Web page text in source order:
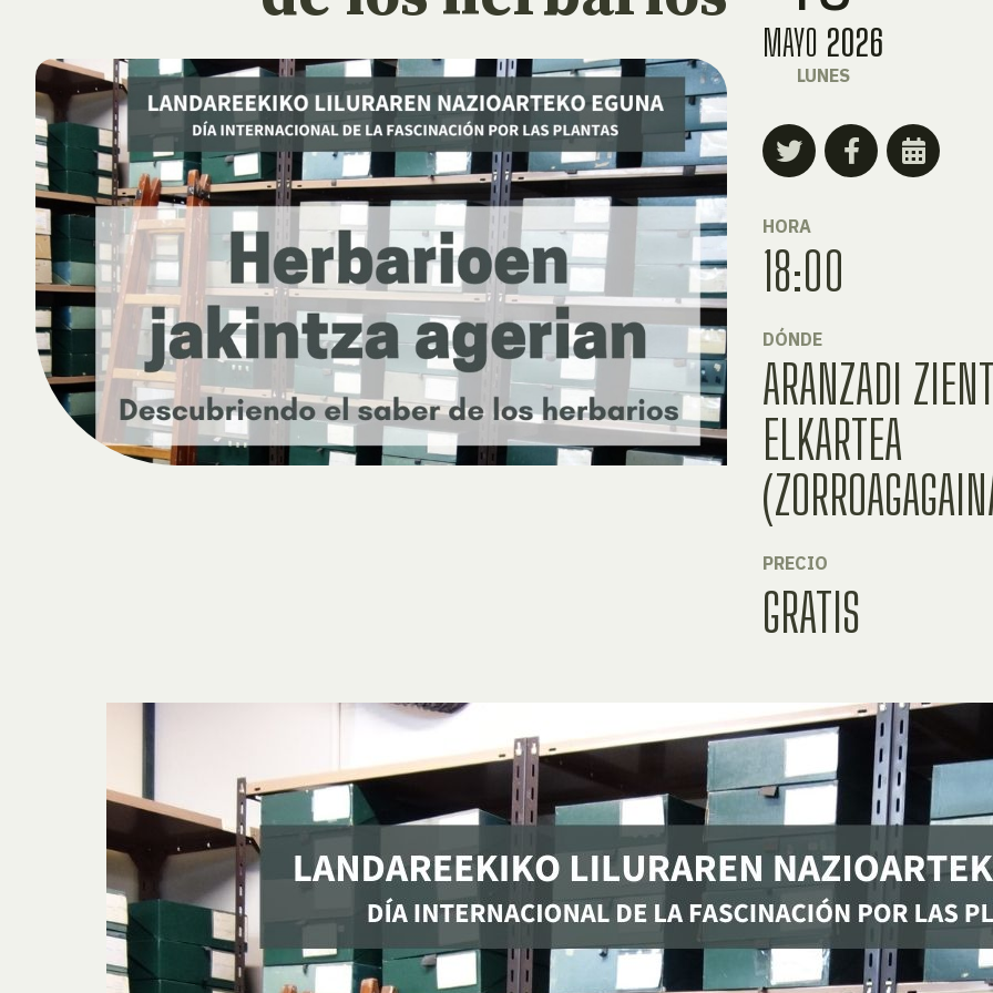
MAYO 2026
LUNES
HORA
18:00
DÓNDE
ARANZADI
ELKARTEA
PRECIO
GRATIS